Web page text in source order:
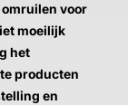
voor
moeilijk
het
producten
en